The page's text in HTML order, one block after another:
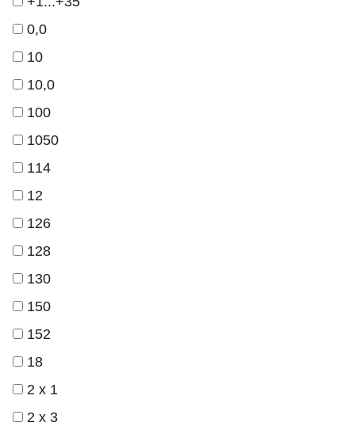
0,0
10
10,0
100
1050
114
12
126
128
130
150
152
18
2 x 1
2 x 3